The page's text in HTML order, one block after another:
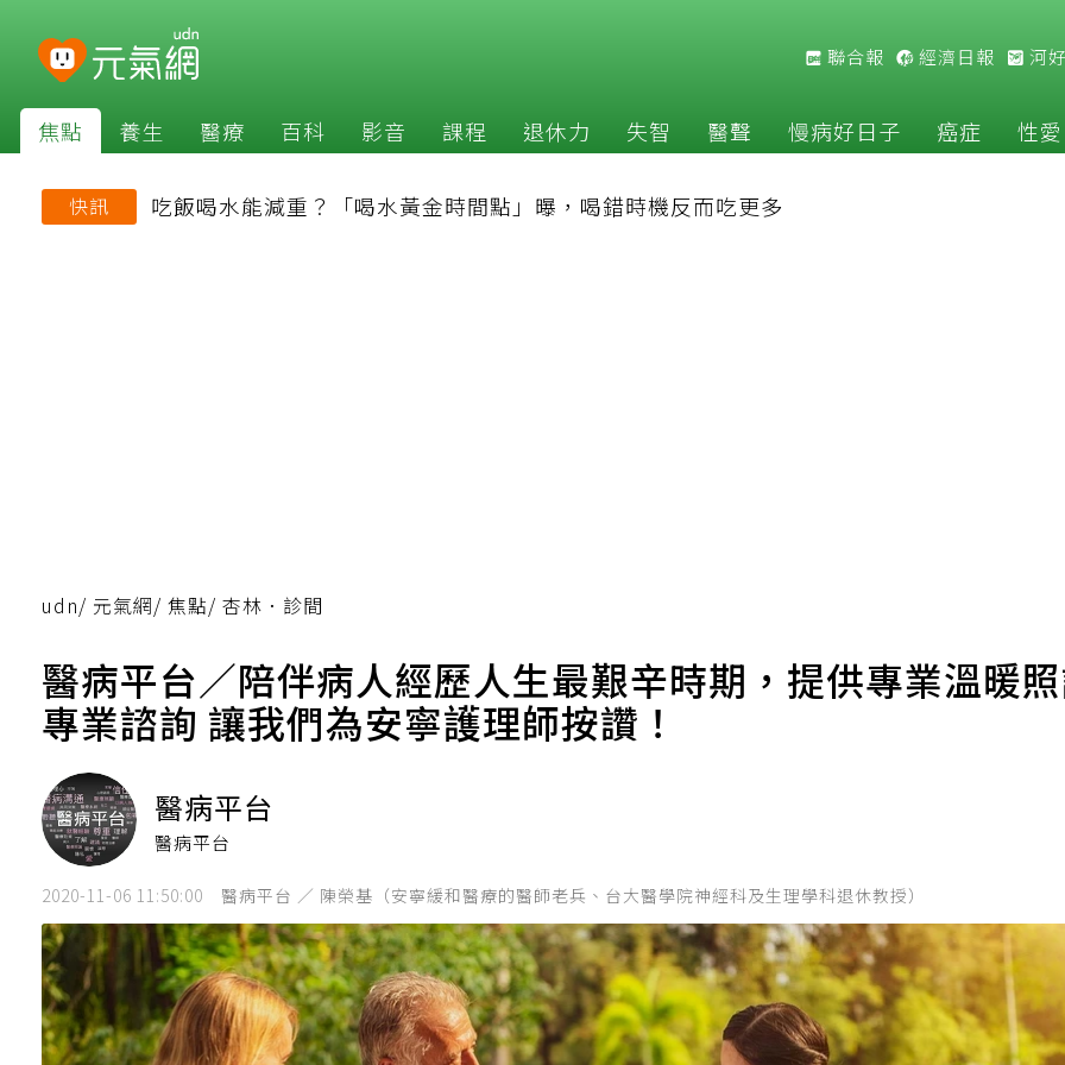
聯合報 經濟日報 河
焦點 養生 醫療 百科 影音 課程 退休力 失智 醫聲 慢病好日子 癌症 性愛
快訊 吃飯喝水能減重？「喝水黃金時間點」曝，喝錯時機反而吃更多
udn/ 元氣網/ 焦點/ 杏林．診間
醫病平台／陪伴病人經歷人生最艱辛時期，提供專業溫暖
專業諮詢 讓我們為安寧護理師按讚！
醫病平台
醫病平台
2020-11-06 11:50:00 醫病平台 ／ 陳榮基（安寧緩和醫療的醫師老兵、台大醫學院神經科及生理學科退休教授）